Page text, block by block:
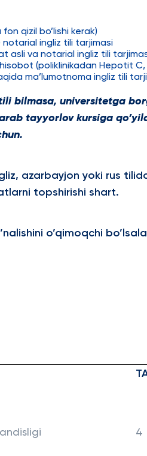
qizil bo’lishi kerak)
notarial ingliz tili tarjimasi
asli va notarial ingliz tili
(poliklinikadan Hepotit C,
ma’lumotnoma ingliz tili
bilmasa, universitetga
tayyorlov kursiga
azarbayjon yoki rus
topshirishi shart.
o’qimoqchi
4